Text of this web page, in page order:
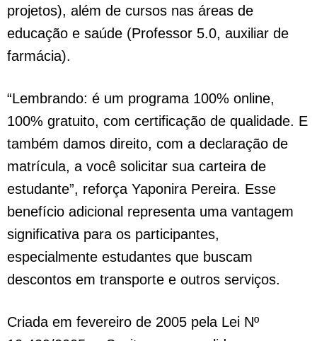
projetos), além de cursos nas áreas de
educação e saúde (Professor 5.0, auxiliar de
farmácia).
“Lembrando: é um programa 100% online,
100% gratuito, com certificação de qualidade. E
também damos direito, com a declaração de
matrícula, a você solicitar sua carteira de
estudante”, reforça Yaponira Pereira. Esse
benefício adicional representa uma vantagem
significativa para os participantes,
especialmente estudantes que buscam
descontos em transporte e outros serviços.
Criada em fevereiro de 2005 pela Lei Nº